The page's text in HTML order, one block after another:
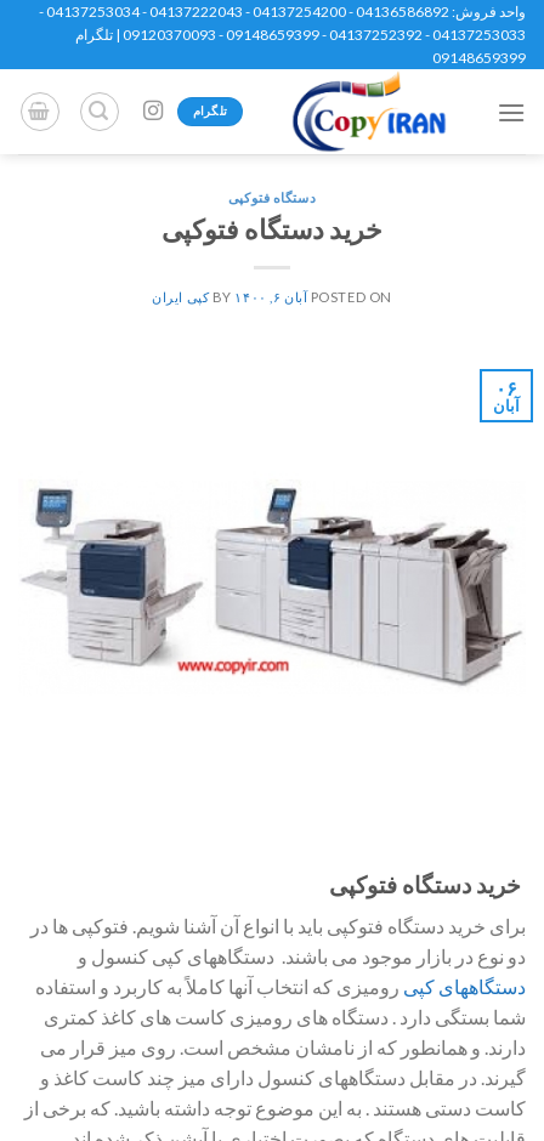
Skip
content
واحد فروش: 04136586892 - 04137254200 - 04137222043 - 04137253034 -
04137253033 - 04137252392 - 09148659399 - 09120370093 | تلگرام
09148659399
تلگرام
دستگاه فتوکپی
خرید دستگاه فتوکپی
POSTED ON آبان ۶, ۱۴۰۰ کپی ایران
۰۶
آبان
خرید دستگاه فتوکپی
برای خرید دستگاه فتوکپی باید با انواع آن آشنا شویم. فتوکپی ها در
دو نوع در بازار موجود می باشند. دستگاههای کپی کنسول و
دستگاههای کپی رومیزی که انتخاب آنها کاملاً به کاربرد و استفاده
شما بستگی دارد . دستگاه های رومیزی کاست های کاغذ کمتری
دارند. و همانطور که از نامشان مشخص است. روی میز قرار می
گیرند. در مقابل دستگاههای کنسول دارای میز چند کاست کاغذ و
کاست دستی هستند . به این موضوع توجه داشته باشید. که برخی از